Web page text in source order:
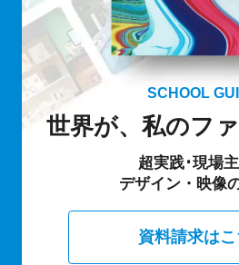
SCHOOL
世界が、私のファ
超実践･現場
デザイン・映像
資料請求はこ